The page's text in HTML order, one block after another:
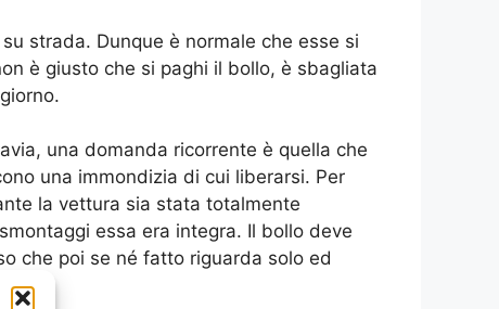
strada. Dunque è normale che esse si
è giusto che si paghi il bollo, è sbagliata
una domanda ricorrente è quella che
una immondizia di cui liberarsi. Per
la vettura sia stata totalmente
essa era integra. Il bollo deve
che poi se né fatto riguarda solo ed